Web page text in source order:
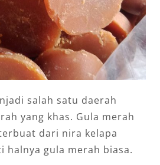
salah satu daerah
yang khas. Gula merah
dari nira kelapa
halnya gula merah biasa.